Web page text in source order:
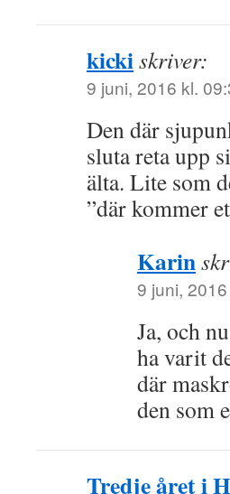
kickiskriver:
9 juni, 2016 kl.
Den där
sluta reta upp
älta. Lite som
”där kommer
Karin
9 juni,
Ja, och
ha varit
där
den som
Tredje året i